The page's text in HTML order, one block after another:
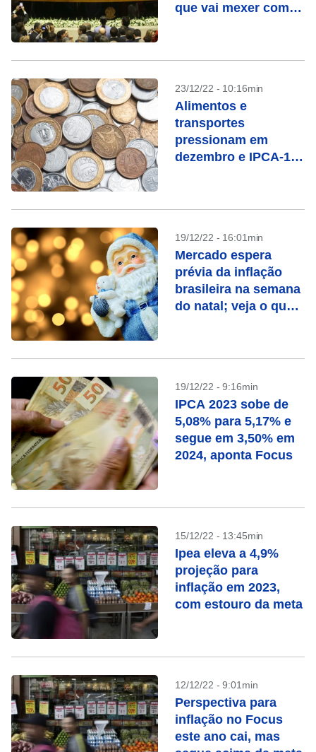
que vai mexer com o
23/12/22 - 10:16min
Alimentos e
transportes
pressionam em
dezembro e IPCA-15
19/12/22 - 16:01min
Mercado espera
prévia da inflação
brasileira na semana
do natal; veja o que
19/12/22 - 9:16min
IPCA 2023 sobe de
5,08% para 5,17% e
segue em 3,50% em
2024, aponta Focus
15/12/22 - 13:45min
Ipea eleva a 4,9%
projeção para
inflação em 2023,
com estouro da meta
12/12/22 - 9:01min
Perspectiva para
inflação no Focus
este ano cai, mas